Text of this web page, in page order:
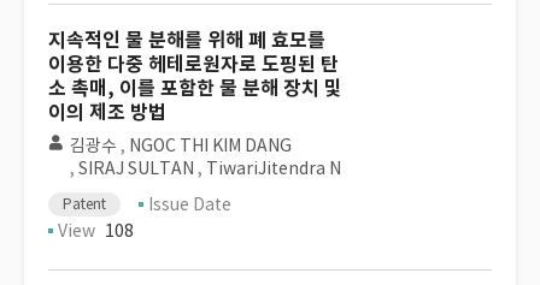
지속적인 물 분해를 위해 폐 효모를
이용한 다중 헤테로원자로 도핑된 탄
소 촉매, 이를 포함한 물 분해 장치 및
이의 제조 방법
김광수 , NGOC THI KIM DANG
, SIRAJ SULTAN , TiwariJitendra N
Patent
Issue Date
View 108